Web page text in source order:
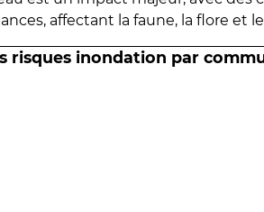
affectant la faune, la flore et
risques inondation par